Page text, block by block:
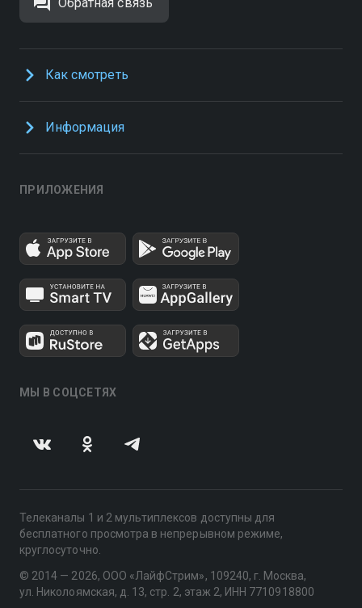
Как смотреть
Информация
ПРИЛОЖЕНИЯ
МЫ В СОЦСЕТЯХ
Телеканалы 1 и 2 мультиплексов доступны для
бесплатного просмотра в непрерывном режиме,
круглосуточно.
© 2014 — 2026, ООО «ЛайфСтрим», 109240, г. Москва,
ул. Николоямская, д. 13, стр. 2, этаж 2, ИНН 7710918800